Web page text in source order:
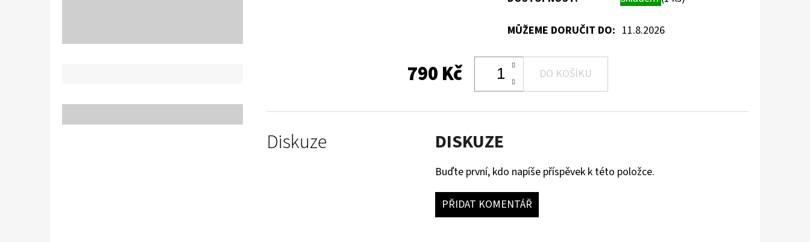
MŮŽEME DORUČIT DO: 11.8.2026
790 Kč DO KOŠÍKU
Diskuze DISKUZE
Buďte první, kdo napíše příspěvek k této položce.
PŘIDAT KOMENTÁŘ